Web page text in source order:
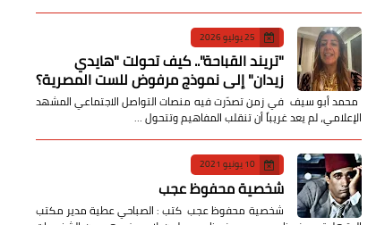
25 يوليو 2026
​"تريند القباحة".. كيف تحولت "هايدي
زيدان" إلى نموذج مرفوض للست المصرية؟
​ محمد أبو سيف ​في زمن تصدّرت فيه منصات التواصل الاجتماعي المشهد
الإعلامي، لم يعد غريباً أن تنقلب المفاهيم وتتحول …
10 يونيو 2021
شخصية محفوظ عجب
شخصية محفوظ عجب كتب : الصباحي عطية مدير مكتب